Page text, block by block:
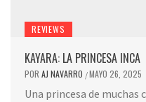
REVIEWS
KAYARA: LA PRINCESA INCA
POR AJ NAVARRO /MAYO 26, 2025
Una princesa de muchas